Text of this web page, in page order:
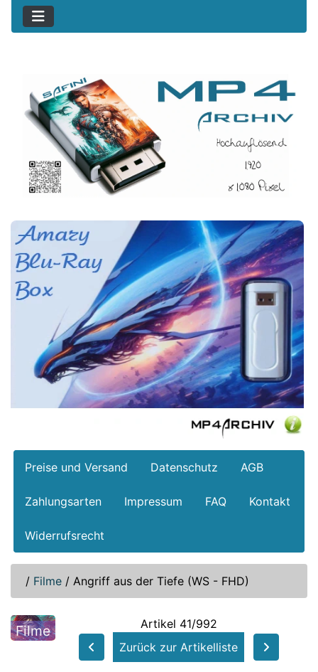
Preise und Versand Datenschutz AGB
Zahlungsarten Impressum FAQ Kontakt
Widerrufsrecht
/ Filme / Angriff aus der Tiefe (WS - FHD)
Filme
Artikel 41/992
Zurück zur Artikelliste